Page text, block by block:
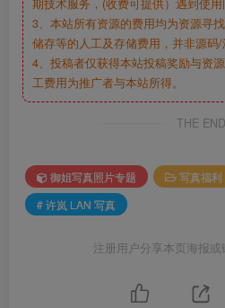
期技术服务，(收费可提供）遇到使
3、本站所有资源的费用均为资源寻
储存等的人工及存储费用，并非源码/
4、投稿者仅获得本站投稿奖励与资
工费用为推广者与本站所得。
THE END
御姐写真照片专题
写真福利
# 许岚 LAN 写真
注册用户分享本页海报